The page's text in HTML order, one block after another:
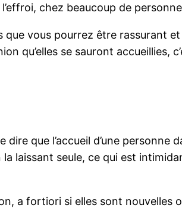
chez beaucoup de
que vous pourrez être rassurant
qu’elles se sauront accueillies,
que l’accueil d’une
laissant seule, ce qui est
a fortiori si elles sont nouvelles